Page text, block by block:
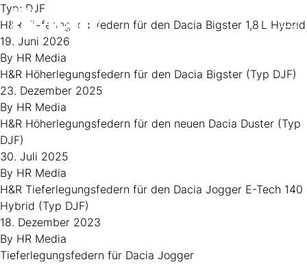
Zum Inhalt springen
Typ: DJF
H&R Tieferlegungsfedern für den Dacia Bigster 1,8 L Hybrid
19. Juni 2026
By HR Media
H&R Höherlegungsfedern für den Dacia Bigster (Typ DJF)
23. Dezember 2025
By HR Media
H&R Höherlegungsfedern für den neuen Dacia Duster (Typ
DJF)
30. Juli 2025
By HR Media
H&R Tieferlegungsfedern für den Dacia Jogger E-Tech 140
Hybrid (Typ DJF)
18. Dezember 2023
By HR Media
Tieferlegungsfedern für Dacia Jogger